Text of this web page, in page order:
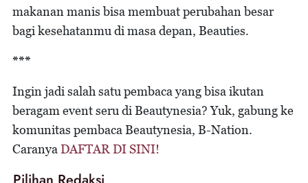
makanan manis bisa membuat perubahan besar
bagi kesehatanmu di masa depan, Beauties.
***
Ingin jadi salah satu pembaca yang bisa ikutan
beragam event seru di Beautynesia? Yuk, gabung ke
komunitas pembaca Beautynesia, B-Nation.
Caranya DAFTAR DI SINI!